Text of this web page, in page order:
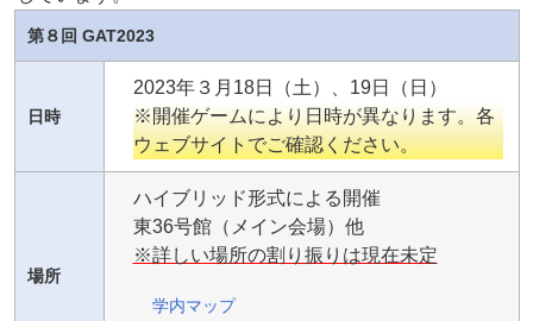
第８回 GAT2023
日時
2023年３月18日（土）、19日（日）
※開催ゲームにより日時が異なります。各
ウェブサイトでご確認ください。
場所
ハイブリッド形式による開催
東36号館（メイン会場）他
※詳しい場所の割り振りは現在未定
学内マップ